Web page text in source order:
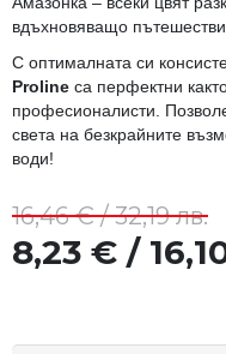
вдъхновяващо
С оптималната си
Proline са перфектни
професионалисти.
света на безкрайните
води!
8,23 € /
16,46 € / 32,19 лв.